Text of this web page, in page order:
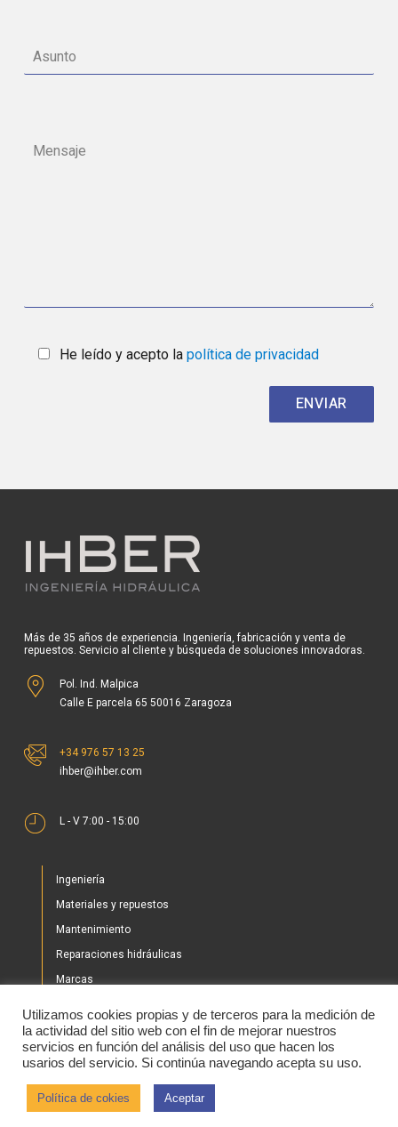
He leído y acepto la política de privacidad
Más de 35 años de experiencia. Ingeniería, fabricación y venta de
repuestos. Servicio al cliente y búsqueda de soluciones innovadoras.
Pol. Ind. Malpica
Calle E parcela 65 50016 Zaragoza
+34 976 57 13 25
ihber@ihber.com
L - V 7:00 - 15:00
Ingeniería
Materiales y repuestos
Mantenimiento
Reparaciones hidráulicas
Marcas
Tienda
Noticias
Utilizamos cookies propias y de terceros para la medición de
la actividad del sitio web con el fin de mejorar nuestros
servicios en función del análisis del uso que hacen los
usarios del servicio. Si continúa navegando acepta su uso.
Política de cokies Aceptar